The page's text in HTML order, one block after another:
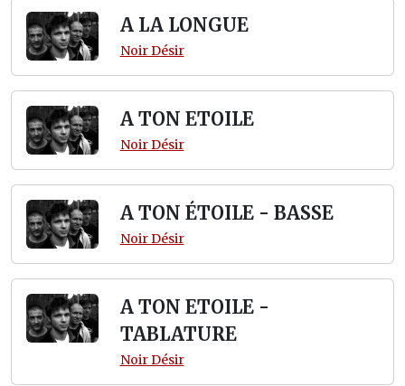
A LA LONGUE
Noir Désir
A TON ETOILE
Noir Désir
A TON ÉTOILE - BASSE
Noir Désir
A TON ETOILE -
TABLATURE
Noir Désir